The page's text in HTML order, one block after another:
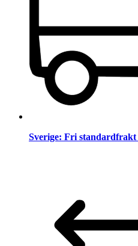
Sverige: Fri standardfrakt